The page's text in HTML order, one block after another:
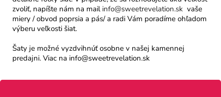
zvoliť, napíšte nám na mail info@sweetrevelation.sk vaše
miery / obvod poprsia a pás/ a radi Vám poradíme ohľadom
výberu veľkosti šiat.
Šaty je možné vyzdvihnúť osobne v našej kamennej
predajni. Viac na info@sweetrevelation.sk
Z